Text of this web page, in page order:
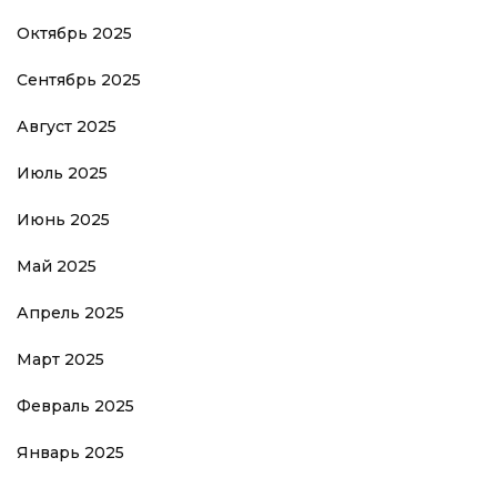
Октябрь 2025
Сентябрь 2025
Август 2025
Июль 2025
Июнь 2025
Май 2025
Апрель 2025
Март 2025
Февраль 2025
Январь 2025